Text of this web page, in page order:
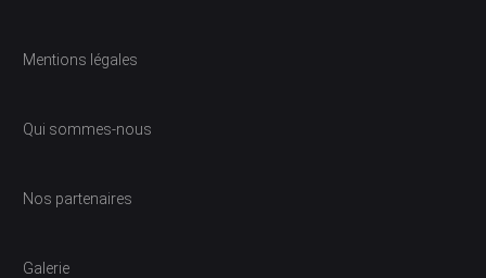
Mentions légales
Qui sommes-nous
Nos partenaires
Galerie